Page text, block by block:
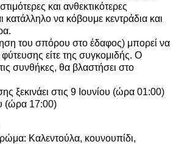
και ανθεκτικότερες
κατάλληλο να κόβουμε κεντράδια και
του σπόρου στο έδαφος) μπορεί να
φύτευσης είτε της συγκομιδής. Ο
συνθήκες, θα βλαστήσει στο
ξεκινάει στις 9 Ιουνίου (ώρα 01:00)
(ώρα 17:00)
Καλεντούλα, κουνουπίδι,